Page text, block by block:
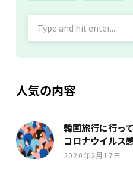
人気の内容
韓国旅行に行っ
コロナウイルス
2020年2月17日